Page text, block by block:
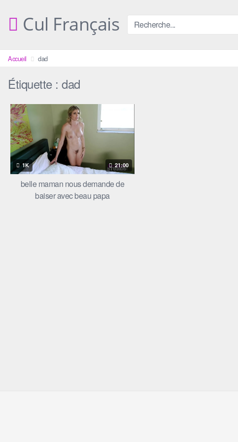
content Cul Français
Accueil dad
Étiquette : dad
1K 21:00
belle maman nous demande de
baiser avec beau papa